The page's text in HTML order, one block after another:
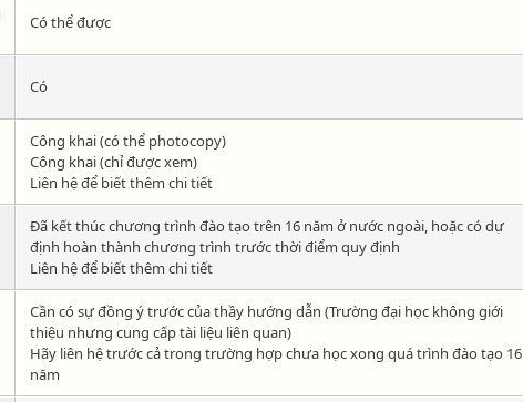
Có thể được
Có
Công khai (có thể photocopy)
Công khai (chỉ được xem)
Liên hệ để biết thêm chi tiết
Đã kết thúc chương trình đào tạo trên 16 năm ở nước ngoài, hoặc có dự
định hoàn thành chương trình trước thời điểm quy định
Liên hệ để biết thêm chi tiết
Cần có sự đồng ý trước của thầy hướng dẫn (Trường đại học không giới
thiệu nhưng cung cấp tài liệu liên quan)
Hãy liên hệ trước cả trong trường hợp chưa học xong quá trình đào tạo 16
năm